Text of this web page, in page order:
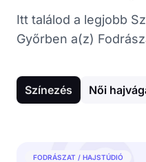
Itt találod a legjobb
Győrben a(z)
Színezés Női
FODRÁSZAT / HAJSTÚDIÓ